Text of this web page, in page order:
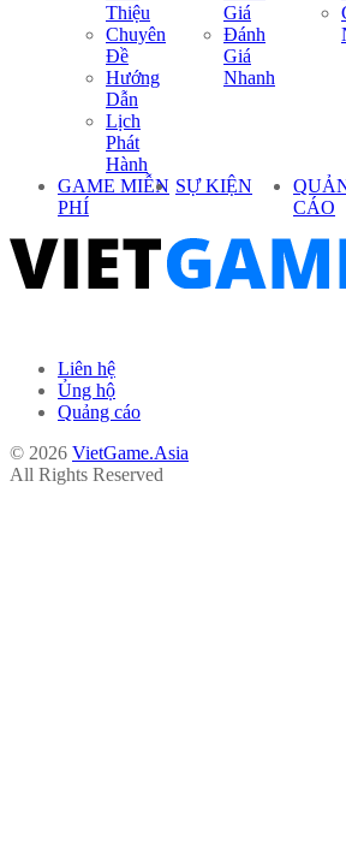
Thiệu
Chuyên
Đề
Hướng
Dẫn
Lịch
Phát
Hành
Giá
Đánh
Giá
Nhanh
GAME MIỄN
PHÍ
SỰ KIỆN
CÁO
Liên hệ
Ủng hộ
Quảng cáo
© 2026 VietGame.Asia
All Rights Reserved